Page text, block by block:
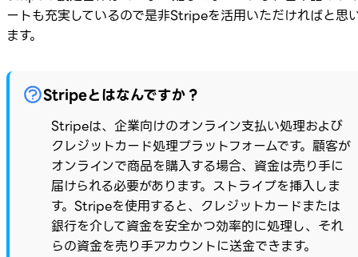
ートも充実しているので是非Stripeを活用いただければと思
ます。
Stripeとはなんですか？
Stripeは、企業向けのオンライン支払い処理および
クレジットカード処理プラットフォームです。顧客が
オンラインで商品を購入する場合、資金は売り手に
届けられる必要があります。ストライプを挿入しま
す。Stripeを使用すると、クレジットカードまたは
銀行を介して資金を安全かつ効率的に処理し、それ
らの資金を売り手アカウントに送金できます。